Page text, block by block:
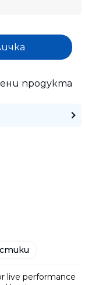
продукта
Само
live performance